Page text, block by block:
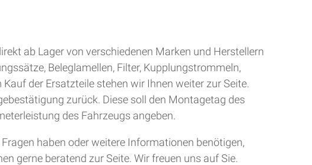
ab Lager von verschiedenen Marken und Herstellern
Beleglamellen, Filter, Kupplungstrommeln,
der Ersatzteile stehen wir Ihnen weiter zur Seite.
zurück. Diese soll den Montagetag des
des Fahrzeugs angeben.
haben oder weitere Informationen benötigen,
gerne beratend zur Seite. Wir freuen uns auf Sie.